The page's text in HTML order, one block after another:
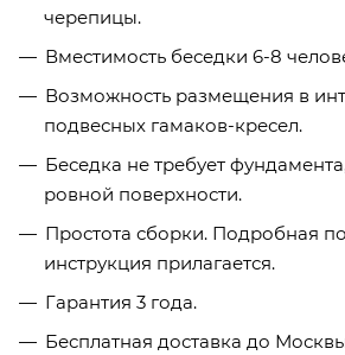
черепицы.
Вместимость беседки 6-8
Возможность размещения в
подвесных гамаков-кресел.
Беседка не требует
ровной поверхности.
Простота сборки. Подробная
инструкция прилагается.
Гарантия 3 года.
Бесплатная доставка до